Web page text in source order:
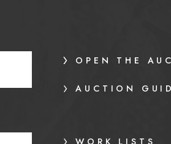
OPEN THE
AUCTION
WORK LISTS